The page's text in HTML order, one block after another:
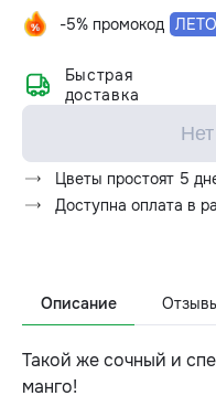
-5% промокод ЛЕТО
Быстрая
доставка
Цветы простоят 5
Доступна оплата в
Описание
Такой же сочный и
манго!